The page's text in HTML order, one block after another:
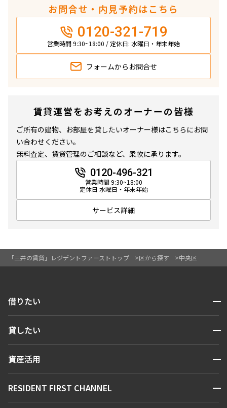
「三井の賃貸」レジデントファーストトップ 区から探す 中央区
お問合せ・内見予約はこちら
0120-321-719
営業時間 9:30~18:00 / 定休日: 水曜日・年末年始
フォームから お問合せ
賃貸運営をお考えのオーナーの皆様
ご所有の建物、お部屋を貸したいオーナー様はこちらにお問
い合わせください。
無料査定、賃貸管理のご相談など、柔軟に承ります。
0120-496-321
営業時間 9:30~18:00
定休日 水曜日・年末年始
サービス詳細
借りたい 開閉
人気エリアから探す
貸したい 開閉
お問い合わせ
資産活用 開閉
お問い合わせ
RESIDENT FIRST CHANNEL 開閉